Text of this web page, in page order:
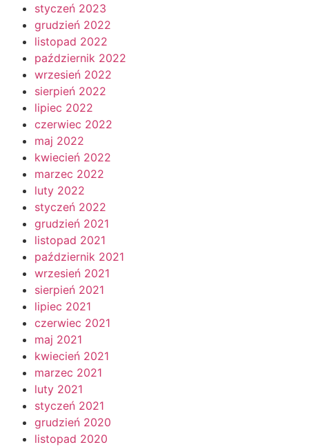
styczeń 2023
grudzień 2022
listopad 2022
październik 2022
wrzesień 2022
sierpień 2022
lipiec 2022
czerwiec 2022
maj 2022
kwiecień 2022
marzec 2022
luty 2022
styczeń 2022
grudzień 2021
listopad 2021
październik 2021
wrzesień 2021
sierpień 2021
lipiec 2021
czerwiec 2021
maj 2021
kwiecień 2021
marzec 2021
luty 2021
styczeń 2021
grudzień 2020
listopad 2020